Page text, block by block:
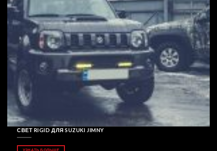
СВЕТ RIGID ДЛЯ SUZUKI JIMNY
УЗНАТЬ БОЛЬШЕ